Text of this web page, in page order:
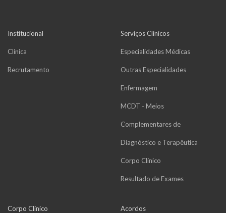
Institucional
Clínica
Recrutamento
Serviços Clínicos
Especialidades Médicas
Outras Especialidades
Enfermagem
MCDT - Meios
Complementares de
Diagnóstico e Terapêutica
Corpo Clínico
Resultado de Exames
Corpo Clínico Acordos